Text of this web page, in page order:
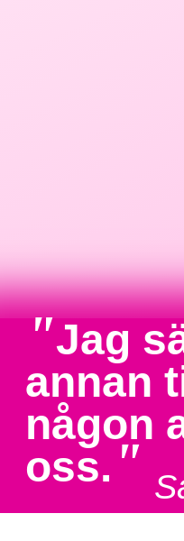
"Jag
annan
någon
oss. "